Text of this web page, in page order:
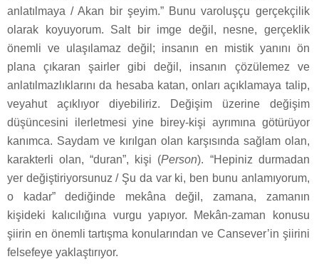
anlatılmaya / Akan bir şeyim.” Bunu varoluşçu gerçekçilik
olarak koyuyorum. Salt bir imge değil, nesne, gerçeklik
önemli ve ulaşılamaz değil; insanın en mistik yanını ön
plana çıkaran şairler gibi değil, insanın çözülemez ve
anlatılmazlıklarını da hesaba katan, onları açıklamaya talip,
veyahut açıklıyor diyebiliriz. Değişim üzerine değişim
düşüncesini ilerletmesi yine birey-kişi ayrımına götürüyor
kanımca. Saydam ve kırılgan olan karşısında sağlam olan,
karakterli olan, “duran”, kişi (Person). “Hepiniz durmadan
yer değiştiriyorsunuz / Şu da var ki, ben bunu anlamıyorum,
o kadar” dediğinde mekâna değil, zamana, zamanın
kişideki kalıcılığına vurgu yapıyor. Mekân-zaman konusu
şiirin en önemli tartışma konularından ve Cansever’in şiirini
felsefeye yaklaştırıyor.